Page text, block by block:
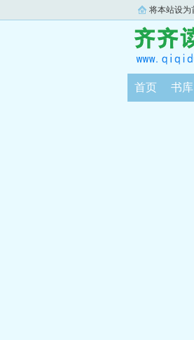
将本站设为
首页 书库